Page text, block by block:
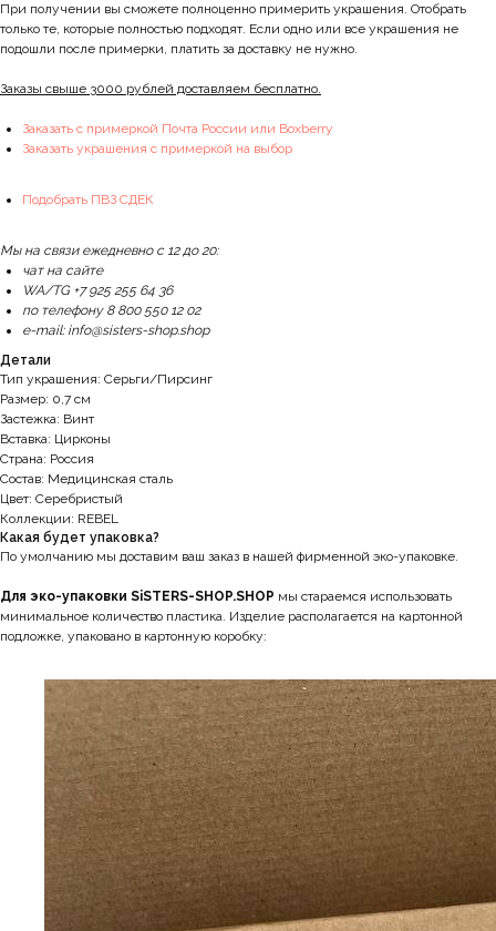
При получении вы сможете полноценно примерить украшения. Отобрать
только те, которые полностью подходят. Если одно или все украшения не
подошли после примерки, платить за доставку не нужно.
Заказы свыше 3000 рублей доставляем бесплатно.
Заказать с примеркой Почта России или Boxberry
Заказать украшения с примеркой на выбор
Подобрать ПВЗ СДЕК
Мы на связи ежедневно с 12 до 20:
чат на сайте
WA/TG +7 925 255 64 36
по телефону 8 800 550 12 02
e-mail: info@sisters-shop.shop
Детали
Тип украшения: Серьги/Пирсинг
Размер: 0,7 см
Застежка: Винт
Вставка: Цирконы
Страна: Россия
Состав: Медицинская сталь
Цвет: Серебристый
Коллекции: REBEL
Какая будет упаковка?
По умолчанию мы доставим ваш заказ в нашей фирменной эко-упаковке.
Для эко-упаковки SiSTERS-SHOP.SHOP мы стараемся использовать
минимальное количество пластика. Изделие располагается на картонной
подложке, упаковано в картонную коробку: